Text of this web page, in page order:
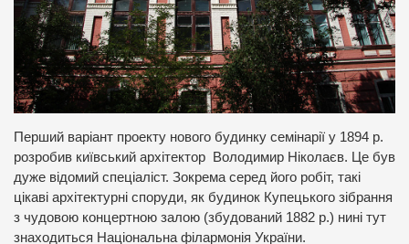
Перший варіант проекту нового будинку семінарії у 1894 р.
розробив київський архітектор Володимир Ніколаєв. Це був
дуже відомий спеціаліст. Зокрема серед його робіт, такі
цікаві архітектурні споруди, як будинок Купецького зібрання
з чудовою концертною залою (збудований 1882 р.) нині тут
знаходиться Національна філармонія України.